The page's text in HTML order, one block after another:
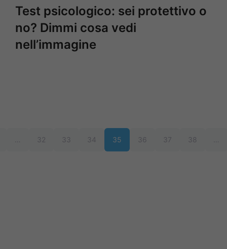
Test psicologico: sei protettivo o
no? Dimmi cosa vedi
nell’immagine
32 33 34 35 36 37 38